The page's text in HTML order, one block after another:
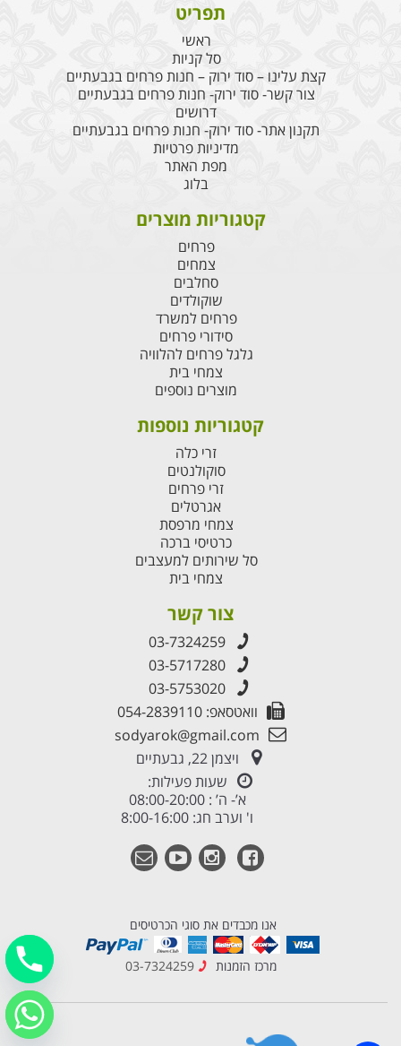
תפריט
ראשי
סל קניות
קצת עלינו – סוד ירוק – חנות פרחים בגבעתיים
צור קשר- סוד ירוק- חנות פרחים בגבעתיים
דרושים
תקנון אתר- סוד ירוק- חנות פרחים בגבעתיים
מדיניות פרטיות
מפת האתר
בלוג
קטגוריות מוצרים
פרחים
צמחים
סחלבים
שוקולדים
פרחים למשרד
סידורי פרחים
גלגל פרחים להלוויה
צמחי בית
מוצרים נוספים
קטגוריות נוספות
זרי כלה
סוקולנטים
זרי פרחים
אגרטלים
צמחי מרפסת
כרטיסי ברכה
סל שירותים למעצבים
צמחי בית
צור קשר
03-7324259
03-5717280
03-5753020
וואטסאפ: 054-2839110
sodyarok@gmail.com
ויצמן 22, גבעתיים
שעות פעילות:
א’- ה’ : 08:00-20:00
ו' וערב חג: 8:00-16:00
אנו מכבדים את סוגי הכרטיסים
מרכז הזמנות 03-7324259